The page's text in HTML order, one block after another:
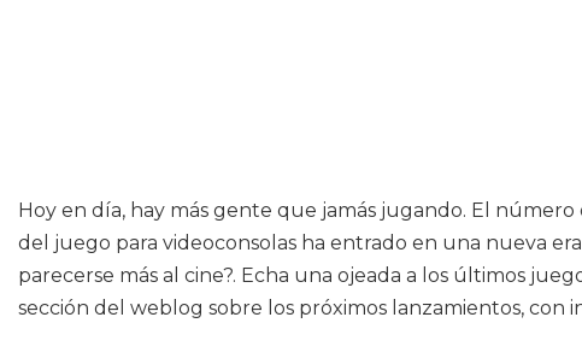
Hoy en día, hay más gente que jamás jugando. El
del juego para videoconsolas ha entrado en una nueva
parecerse más al cine?. Echa una ojeada a los últimos
sección del weblog sobre los próximos lanzamientos, con